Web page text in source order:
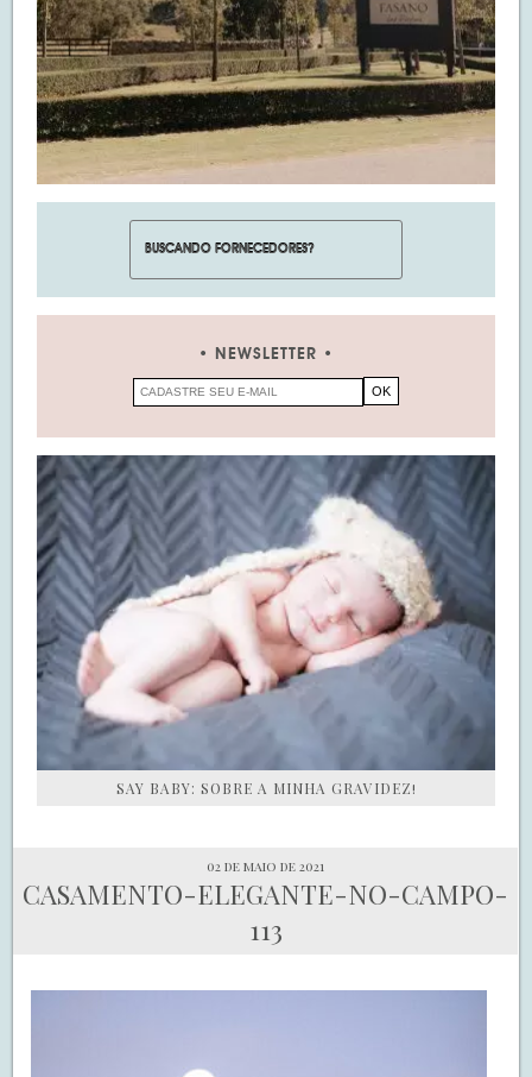
NEWSLETTER
SAY BABY: SOBRE A MINHA GRAVIDEZ!
02 de maio de 2021
CASAMENTO-ELEGANTE-NO-CAMPO-
113